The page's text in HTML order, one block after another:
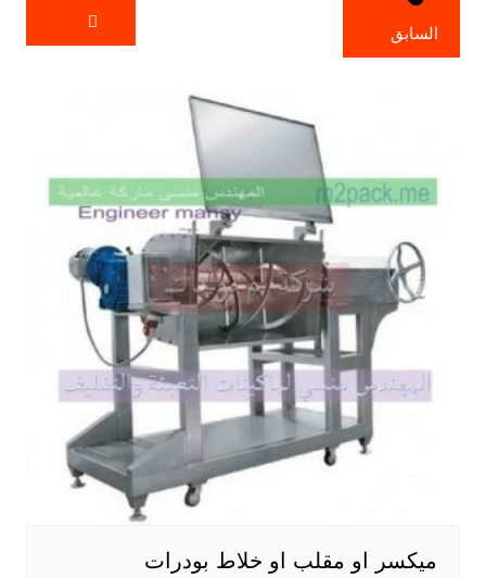
السابق
ميكسر او مقلب او خلاط بودرات